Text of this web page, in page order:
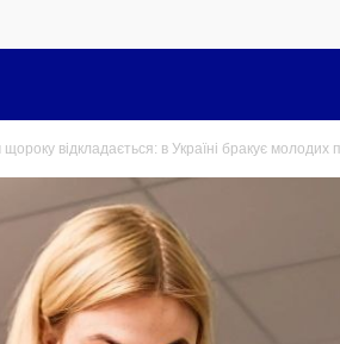
відкладається: в Україні бракує молодих